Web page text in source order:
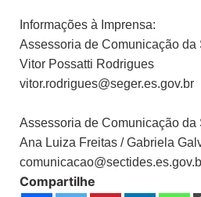
Informações à Imprensa:
Assessoria de Comunicação da
Vitor Possatti Rodrigues
vitor.rodrigues@seger.es.gov.br
Assessoria de Comunicação da
Ana Luiza Freitas / Gabriela
Compartilhe